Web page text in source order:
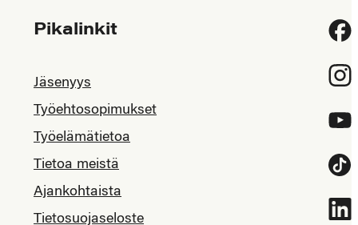
Pikalinkit
Jäsenyys
Työehtosopimukset
Työelämätietoa
Tietoa meistä
Ajankohtaista
Tietosuojaseloste